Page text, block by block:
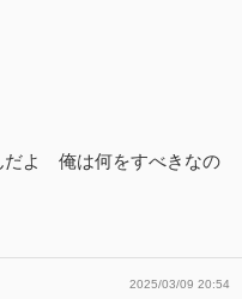
よ 俺は何をすべきなの
2025/03/09 20:54